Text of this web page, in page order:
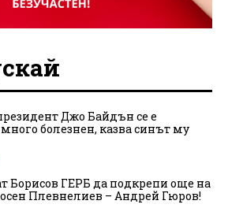
Джо Байдън се е
болезнен, казва синът му
Борисов ГЕРБ да подкрепи още на
Плевнелиев – Андрей Гюров!